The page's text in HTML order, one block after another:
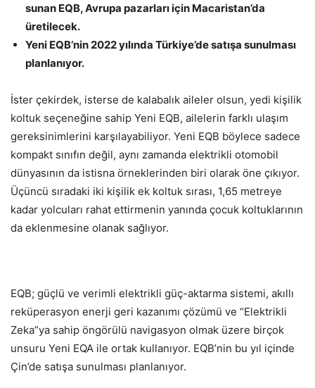
sunan EQB, Avrupa pazarları için Macaristan’da
üretilecek.
Yeni EQB’nin 2022 yılında Türkiye’de satışa sunulması
planlanıyor.
İster çekirdek, isterse de kalabalık aileler olsun, yedi kişilik
koltuk seçeneğine sahip Yeni EQB, ailelerin farklı ulaşım
gereksinimlerini karşılayabiliyor. Yeni EQB böylece sadece
kompakt sınıfın değil, aynı zamanda elektrikli otomobil
dünyasının da istisna örneklerinden biri olarak öne çıkıyor.
Üçüncü sıradaki iki kişilik ek koltuk sırası, 1,65 metreye
kadar yolcuları rahat ettirmenin yanında çocuk koltuklarının
da eklenmesine olanak sağlıyor.
EQB; güçlü ve verimli elektrikli güç-aktarma sistemi, akıllı
reküperasyon enerji geri kazanımı çözümü ve “Elektrikli
Zeka”ya sahip öngörülü navigasyon olmak üzere birçok
unsuru Yeni EQA ile ortak kullanıyor. EQB’nin bu yıl içinde
Çin’de satışa sunulması planlanıyor.